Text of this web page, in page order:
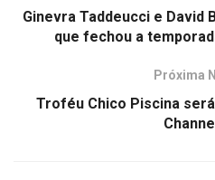
Ginevra Taddeucci e David
que fechou a
Próxima
Troféu Chico Piscina